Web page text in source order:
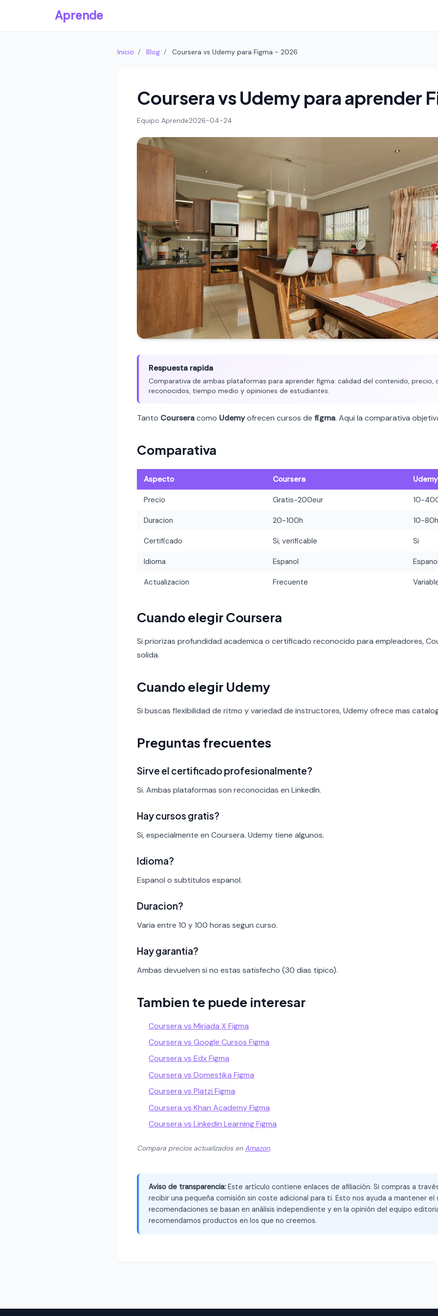
Aprende
Inicio / Blog / Coursera vs Udemy para Figma - 2026
Coursera vs Udemy para aprender
Equipo Aprende2026-04-24
Respuesta rapida
Comparativa de ambas plataformas para aprender figma: calidad del contenido, precio,
reconocidos, tiempo medio y opiniones de estudiantes.
Tanto Courseracomo Udemyofrecen cursos de figma. Aqui la comparativa
Comparativa
Aspecto Coursera Udemy
Precio Gratis-200eur 10-
Duracion 20-100h 10-
Certificado Si, verificable Si
Idioma Espanol
Actualizacion Frecuente
Cuando elegir Coursera
Si priorizas profundidad academica o certificado reconocido para empleadores,
solida.
Cuando elegir Udemy
Si buscas flexibilidad de ritmo y variedad de instructores, Udemy ofrece mas
Preguntas frecuentes
Sirve el certificado profesionalmente?
Si. Ambas plataformas son reconocidas en LinkedIn.
Hay cursos gratis?
Si, especialmente en Coursera. Udemy tiene algunos.
Idioma?
Espanol o subtitulos espanol.
Duracion?
Varia entre 10 y 100 horas segun curso.
Hay garantia?
Ambas devuelven si no estas satisfecho (30 dias tipico).
Tambien te puede interesar
Coursera vs Miriada X Figma
Coursera vs Google Cursos Figma
Coursera vs Edx Figma
Coursera vs Domestika Figma
Coursera vs Platzi Figma
Coursera vs Khan Academy Figma
Coursera vs Linkedin Learning Figma
Compara precios actualizados enAmazon.
Aviso de transparencia: Este artículo contiene enlaces de afiliación. Si compras a
recibir una pequeña comisión sin coste adicional para ti. Esto nos ayuda a mantener el
recomendaciones se basan en análisis independiente y en la opinión del equipo
recomendamos productos en los que no creemos.